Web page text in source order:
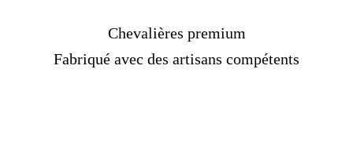
Chevalières premium
Fabriqué avec des artisans compétents